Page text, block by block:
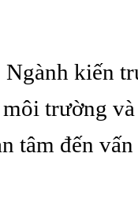
Ngành kiến
trường và
tâm đến vấn